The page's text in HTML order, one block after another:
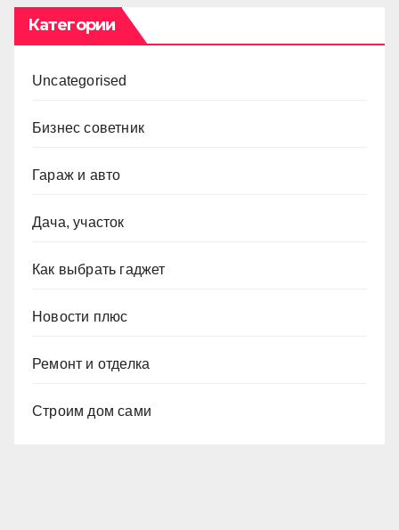
Категории
Uncategorised
Бизнес советник
Гараж и авто
Дача, участок
Как выбрать гаджет
Новости плюс
Ремонт и отделка
Строим дом сами